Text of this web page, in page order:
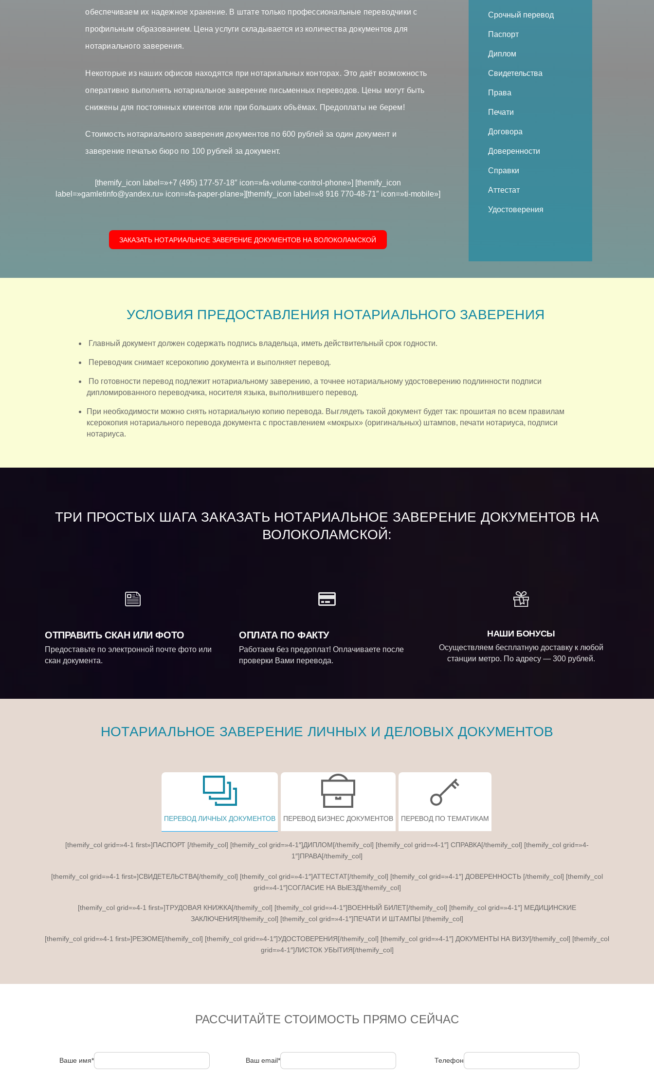
обеспечиваем их надежное хранение. В штате только профессиональные переводчики с
профильным образованием. Цена услуги складывается из количества документов для
нотариального заверения.
Некоторые из наших офисов находятся при нотариальных конторах. Это даёт возможность
оперативно выполнять нотариальное заверение письменных переводов. Цены могут быть
снижены для постоянных клиентов или при больших объёмах. Предоплаты не берем!
Стоимость нотариального заверения документов по 600 рублей за один документ и
заверение печатью бюро по 100 рублей за документ.
[themify_icon label=»+7 (495) 177-57-18″ icon=»fa-volume-control-phone»] [themify_icon
label=»gamletinfo@yandex.ru» icon=»fa-paper-plane»][themify_icon label=»8 916 770-48-71″ icon=»ti-mobile»]
ЗАКАЗАТЬ НОТАРИАЛЬНОЕ ЗАВЕРЕНИЕ ДОКУМЕНТОВ НА ВОЛОКОЛАМСКОЙ
Срочный перевод
Паспорт
Диплом
Свидетельства
Права
Печати
Договора
Доверенности
Справки
Аттестат
Удостоверения
УСЛОВИЯ ПРЕДОСТАВЛЕНИЯ НОТАРИАЛЬНОГО ЗАВЕРЕНИЯ
Главный документ должен содержать подпись владельца, иметь действительный срок годности.
Переводчик снимает ксерокопию документа и выполняет перевод.
По готовности перевод подлежит нотариальному заверению, а точнее нотариальному удостоверению подлинности подписи
дипломированного переводчика, носителя языка, выполнившего перевод.
При необходимости можно снять нотариальную копию перевода. Выглядеть такой документ будет так: прошитая по всем правилам
ксерокопия нотариального перевода документа с проставлением «мокрых» (оригинальных) штампов, печати нотариуса, подписи
нотариуса.
ТРИ ПРОСТЫХ ШАГА ЗАКАЗАТЬ НОТАРИАЛЬНОЕ ЗАВЕРЕНИЕ ДОКУМЕНТОВ НА
ВОЛОКОЛАМСКОЙ:
ОТПРАВИТЬ СКАН ИЛИ ФОТО
Предоставьте по электронной почте фото или
скан документа.
ОПЛАТА ПО ФАКТУ
Работаем без предоплат! Оплачиваете после
проверки Вами перевода.
НАШИ БОНУСЫ
Осуществляем бесплатную доставку к любой
станции метро. По адресу — 300 рублей.
НОТАРИАЛЬНОЕ ЗАВЕРЕНИЕ ЛИЧНЫХ И ДЕЛОВЫХ ДОКУМЕНТОВ
ПЕРЕВОД ЛИЧНЫХ ДОКУМЕНТОВ ПЕРЕВОД БИЗНЕС ДОКУМЕНТОВ ПЕРЕВОД ПО ТЕМАТИКАМ
[themify_col grid=»4-1 first»]ПАСПОРТ [/themify_col] [themify_col grid=»4-1″]ДИПЛОМ[/themify_col] [themify_col grid=»4-1″] СПРАВКА[/themify_col] [themify_col grid=»4-
1″]ПРАВА[/themify_col]
[themify_col grid=»4-1 first»]СВИДЕТЕЛЬСТВА[/themify_col] [themify_col grid=»4-1″]АТТЕСТАТ[/themify_col] [themify_col grid=»4-1″] ДОВЕРЕННОСТЬ [/themify_col] [themify_col
grid=»4-1″]СОГЛАСИЕ НА ВЫЕЗД[/themify_col]
[themify_col grid=»4-1 first»]ТРУДОВАЯ КНИЖКА[/themify_col] [themify_col grid=»4-1″]ВОЕННЫЙ БИЛЕТ[/themify_col] [themify_col grid=»4-1″] МЕДИЦИНСКИЕ
ЗАКЛЮЧЕНИЯ[/themify_col] [themify_col grid=»4-1″]ПЕЧАТИ И ШТАМПЫ [/themify_col]
[themify_col grid=»4-1 first»]РЕЗЮМЕ[/themify_col] [themify_col grid=»4-1″]УДОСТОВЕРЕНИЯ[/themify_col] [themify_col grid=»4-1″] ДОКУМЕНТЫ НА ВИЗУ[/themify_col] [themify_col
grid=»4-1″]ЛИСТОК УБЫТИЯ[/themify_col]
РАССЧИТАЙТЕ СТОИМОСТЬ ПРЯМО СЕЙЧАС
Ваше имя* Ваш email* Телефон